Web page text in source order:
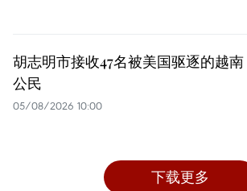
胡志明市接收47名被美国驱逐的越南
公民
05/08/2026 10:00
下载更多